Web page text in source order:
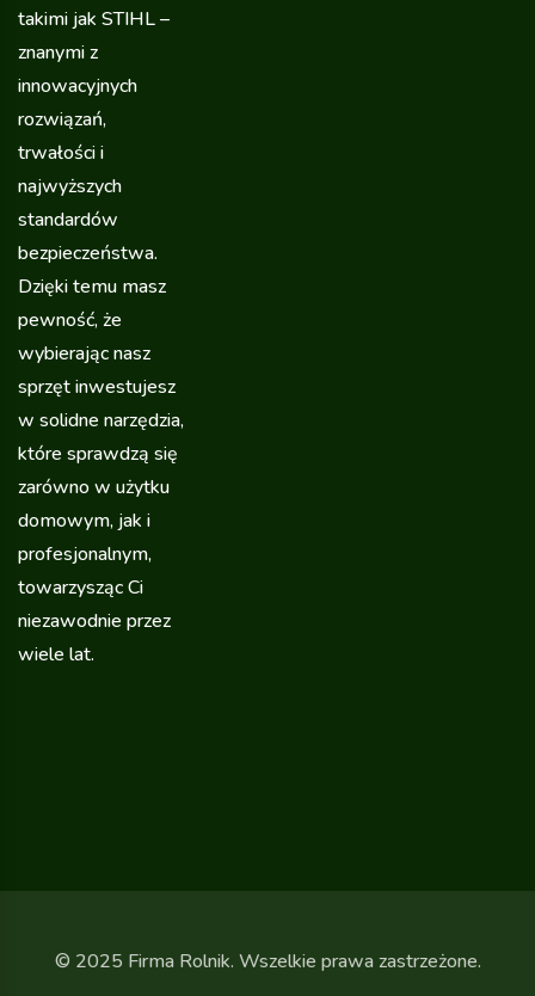
takimi jak STIHL –
znanymi z
innowacyjnych
rozwiązań,
trwałości i
najwyższych
standardów
bezpieczeństwa.
Dzięki temu masz
pewność, że
wybierając nasz
sprzęt inwestujesz
w solidne narzędzia,
które sprawdzą się
zarówno w użytku
domowym, jak i
profesjonalnym,
towarzysząc Ci
niezawodnie przez
wiele lat.
© 2025 Firma Rolnik. Wszelkie prawa zastrzeżone.